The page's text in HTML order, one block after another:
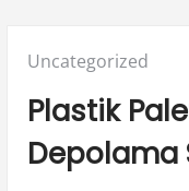
Posted
Uncategorized
Plastik
Depolama